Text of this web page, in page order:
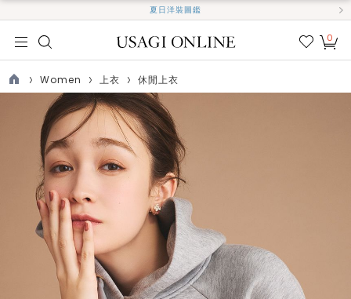
夏日洋裝圖鑑
我的
0
TOP
Women 上衣 休閒上衣